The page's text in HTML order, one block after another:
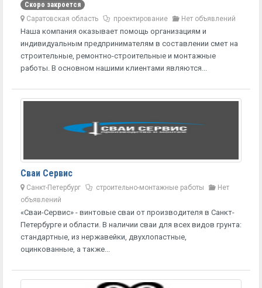
Скоро закроется
Саратовская область
проектирование Нет объявлений
Наша компания оказывает помощь организациям и
индивидуальным предпринимателям в составлении смет на
строительные, ремонтно-строительные и монтажные
работы. В основном нашими клиентами являются...
Сваи Сервис
Санкт-Петербург строительно-монтажные работы
Нет
объявлений
«Сваи-Сервис» - винтовые сваи от производителя в Санкт-
Петербурге и области. В наличии сваи для всех видов грунта:
стандартные, из нержавейки, двухлопастные,
оцинкованные, а также...